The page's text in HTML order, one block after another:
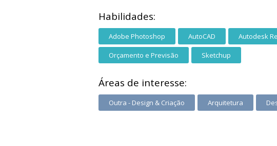
Habilidades:
Adobe Photoshop AutoCAD Autodesk
Orçamento e Previsão Sketchup
Áreas de interesse:
Outra - Design & Criação Arquitetura